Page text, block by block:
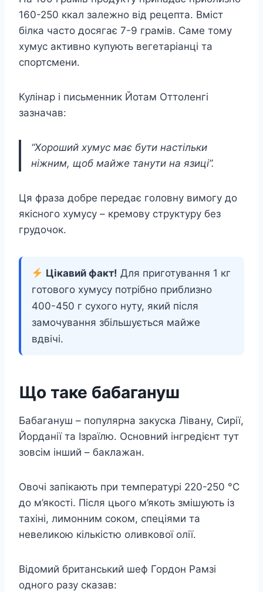
160-250 ккал залежно від рецепта. Вміст
білка часто досягає 7-9 грамів. Саме тому
хумус активно купують вегетаріанці та
спортсмени.
Кулінар і письменник Йотам Оттоленгі
зазначав:
“Хороший хумус має бути настільки
ніжним, щоб майже танути на язиці”.
Ця фраза добре передає головну вимогу до
якісного хумусу – кремову структуру без
грудочок.
Цікавий факт! Для приготування 1 кг
готового хумусу потрібно приблизно
400-450 г сухого нуту, який після
замочування збільшується майже
вдвічі.
Що таке бабагануш
Бабагануш – популярна закуска Лівану, Сирії,
Йорданії та Ізраїлю. Основний інгредієнт тут
зовсім інший – баклажан.
Овочі запікають при температурі 220-250 °C
до м’якості. Після цього м’якоть змішують із
тахіні, лимонним соком, спеціями та
невеликою кількістю оливкової олії.
Відомий британський шеф Гордон Рамзі
одного разу сказав: